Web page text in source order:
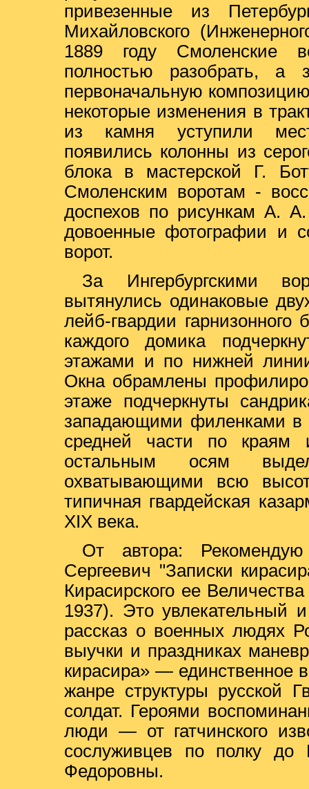
привезенные из
Михайловского
1889 году Смоленские
полностью разобрать, а
первоначальную
некоторые изменения в
из камня уступили
появились колонны из
блока в мастерской Г.
Смоленским воротам -
доспехов по рисункам А. А.
довоенные фотографии и
ворот.
За Ингербургскими
вытянулись одинаковые
лейб-гвардии
каждого домика
этажами и по нижней
Окна обрамлены
этаже подчеркнуты
западающими филенками в
средней части по
остальным осям
охватывающими всю
типичная гвардейская
XIX века.
От автора:
Сергеевич "Записки
Кирасирского ее
1937). Это увлекательный
рассказ о военных людях
выучки и праздниках
кирасира» — единственное
жанре структуры русской
солдат. Героями
люди — от гатчинского
сослуживцев по полку
Федоровны.